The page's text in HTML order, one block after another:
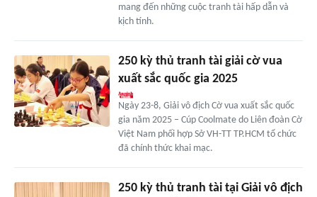
mang đến những cuộc tranh tài hấp dẫn và
kịch tính.
250 kỳ thủ tranh tài giải cờ vua
xuất sắc quốc gia 2025
Ngày 23-8, Giải vô địch Cờ vua xuất sắc quốc
gia năm 2025 – Cúp Coolmate do Liên đoàn Cờ
Việt Nam phối hợp Sở VH-TT TP.HCM tổ chức
đã chính thức khai mạc.
250 kỳ thủ tranh tài tại Giải vô địch